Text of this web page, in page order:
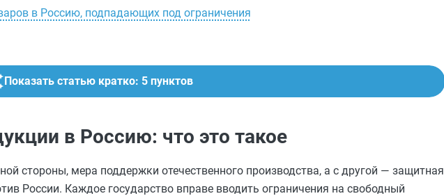
в Россию, подпадающих под ограничения
Показать статью кратко: 5 пунктов
в Россию: что это такое
стороны, мера поддержки отечественного производства, а с другой — защитная
России. Каждое государство вправе вводить ограничения на свободный